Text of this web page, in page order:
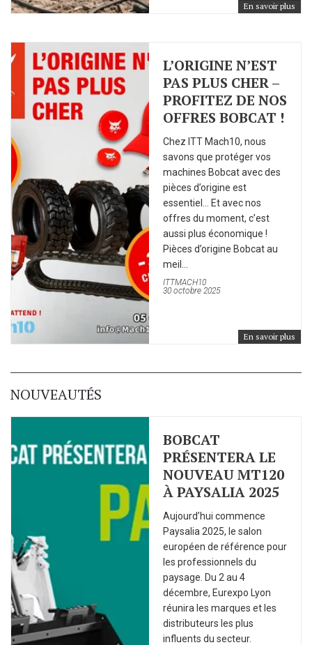
En savoir plus
L’ORIGINE N’EST
PAS PLUS CHER –
PROFITEZ DE NOS
OFFRES BOBCAT !
Chez ITT Mach10, nous
savons que protéger vos
machines Bobcat avec des
pièces d’origine est
essentiel… Et avec nos
offres du moment, c’est
aussi plus économique !
Pièces d’origine Bobcat au
meil...
ITTMACH10
30 octobre 2025
En savoir plus
NOUVEAUTÉS
BOBCAT
PRÉSENTERA LE
NOUVEAU MT120
À PAYSALIA 2025
Aujourd’hui commence
Paysalia 2025, le salon
européen de référence pour
les professionnels du
paysage. Du 2 au 4
décembre, Eurexpo Lyon
réunira les marques et les
distributeurs les plus
influents du secteur.